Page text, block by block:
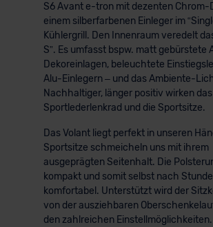
S6 Avant e-tron mit dezenten Chrom-
einem silberfarbenen Einleger im
Kühlergrill. Den Innenraum veredelt
S”. Es umfasst bspw. matt gebürstete
Dekoreinlagen, beleuchtete
Alu-Einlegern – und das Ambiente-
Nachhaltiger, länger positiv wirken
Sportlederlenkrad und die Sportsitze.
Das Volant liegt perfekt in unseren
Sportsitze schmeicheln uns mit ihrem
ausgeprägten Seitenhalt. Die
kompakt und somit selbst nach
komfortabel. Unterstützt wird der
von der ausziehbaren
den zahlreichen Einstellmöglichkeiten.